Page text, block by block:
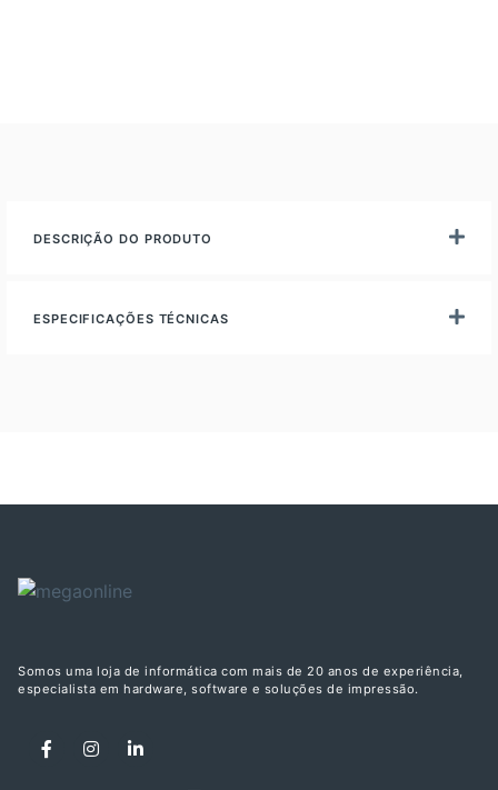
DESCRIÇÃO DO PRODUTO
ESPECIFICAÇÕES TÉCNICAS
Somos uma loja de informática com mais de 20 anos de experiência,
especialista em hardware, software e soluções de impressão.